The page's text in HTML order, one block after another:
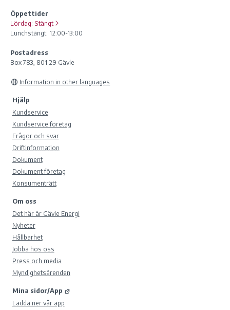
Öppettider
Lördag: Stängt
Lunchstängt: 12:00-13:00
Postadress
Box 783, 801 29 Gävle
Information in other languages
Hjälp
Kundservice
Kundservice företag
Frågor och svar
Driftinformation
Dokument
Dokument företag
Konsumenträtt
Om oss
Det här är Gävle Energi
Nyheter
Hållbarhet
Jobba hos oss
Press och media
Myndighetsärenden
Mina sidor/App
Ladda ner vår app